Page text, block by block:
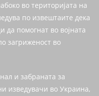
во територијата на
по извештаите дека
да помогнат во војната
загриженост во
и забраната за
изведувачи во Украина,